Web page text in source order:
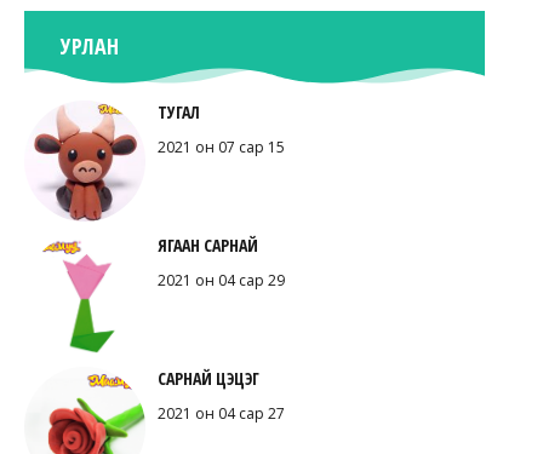
УРЛАН
ТУГАЛ
2021 он 07 сар 15
ЯГААН САРНАЙ
2021 он 04 сар 29
САРНАЙ ЦЭЦЭГ
2021 он 04 сар 27